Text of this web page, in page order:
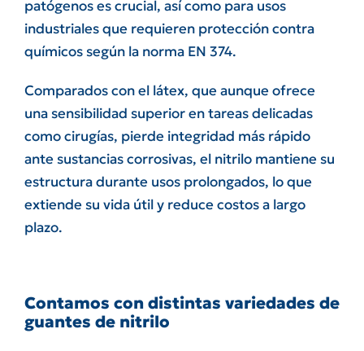
patógenos es crucial, así como para usos
industriales que requieren protección contra
químicos según la norma EN 374.
Comparados con el látex, que aunque ofrece
una sensibilidad superior en tareas delicadas
como cirugías, pierde integridad más rápido
ante sustancias corrosivas, el nitrilo mantiene su
estructura durante usos prolongados, lo que
extiende su vida útil y reduce costos a largo
plazo.
Contamos con distintas variedades de
guantes de nitrilo